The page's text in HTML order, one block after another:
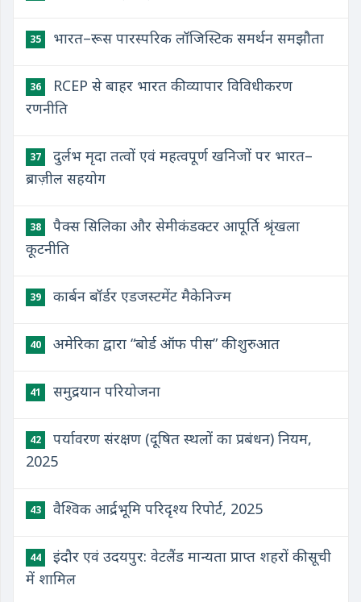
35 भारत–रूस पारस्परिक लॉजिस्टिक समर्थन समझौता
36
RCEP से बाहर भारत की व्यापार विविधीकरण
रणनीति
37
दुर्लभ मृदा तत्वों एवं महत्वपूर्ण खनिजों पर भारत–
ब्राज़ील सहयोग
38
पैक्स सिलिका और सेमीकंडक्टर आपूर्ति श्रृंखला
कूटनीति
39 कार्बन बॉर्डर एडजस्टमेंट मैकेनिज्म
40 अमेरिका द्वारा “बोर्ड ऑफ पीस” की शुरुआत
41 समुद्रयान परियोजना
42
पर्यावरण संरक्षण (दूषित स्थलों का प्रबंधन) नियम,
2025
43 वैश्विक आर्द्रभूमि परिदृश्य रिपोर्ट, 2025
44
इंदौर एवं उदयपुर: वेटलैंड मान्यता प्राप्त शहरों की सूची
में शामिल